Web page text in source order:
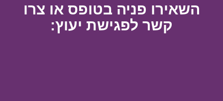
השאירו פניה בטופס או צרו
קשר לפגישת יעוץ: